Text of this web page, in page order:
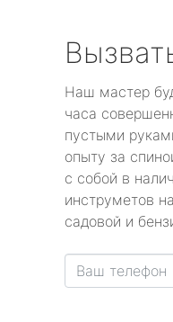
Наш мастер
часа
пустыми
опыту за
с собой в
инструметов
садовой и